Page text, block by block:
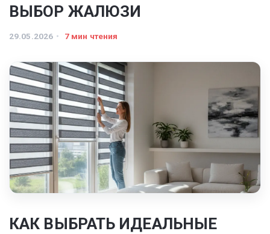
ВЫБОР ЖАЛЮЗИ
29.05.2026 7 мин чтения
КАК ВЫБРАТЬ ИДЕАЛЬНЫЕ